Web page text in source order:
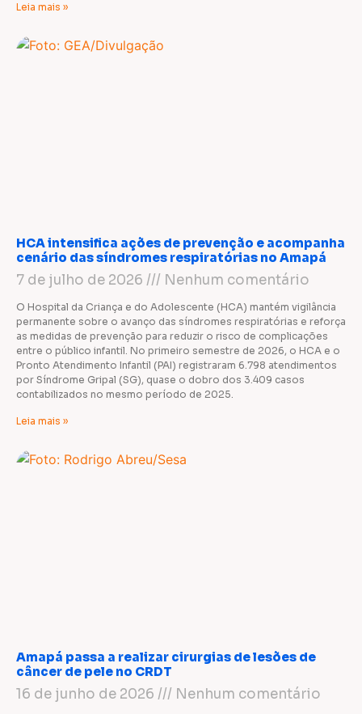
Leia mais »
HCA intensifica ações de prevenção e acompanha
cenário das síndromes respiratórias no Amapá
7 de julho de 2026 Nenhum comentário
O Hospital da Criança e do Adolescente (HCA) mantém vigilância
permanente sobre o avanço das síndromes respiratórias e reforça
as medidas de prevenção para reduzir o risco de complicações
entre o público infantil. No primeiro semestre de 2026, o HCA e o
Pronto Atendimento Infantil (PAI) registraram 6.798 atendimentos
por Síndrome Gripal (SG), quase o dobro dos 3.409 casos
contabilizados no mesmo período de 2025.
Leia mais »
Amapá passa a realizar cirurgias de lesões de
câncer de pele no CRDT
16 de junho de 2026 Nenhum comentário